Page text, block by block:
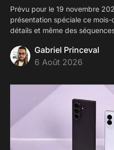
Prévu pour le 19 novembre
présentation spéciale ce
détails et même des
Gabriel Princeval
6 Août 2026